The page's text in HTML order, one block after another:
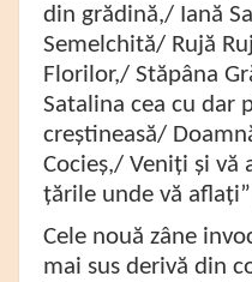
din grădină,/ Iană
Semelchită/ Rujă
Florilor,/ Stăpâna
Satalina cea cu dar
creștineasă/
Cocieș,/ Veniți și vă
țările unde vă
Cele nouă zâne
mai sus derivă din